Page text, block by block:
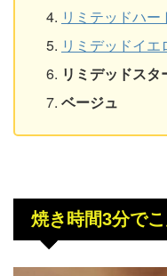
リミテッドハ
リミデッドイエ
リミデッドス
ベージュ
焼き時間3分で